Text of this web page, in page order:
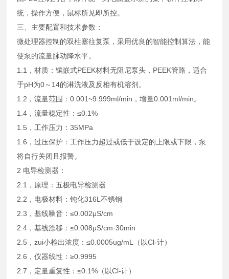
统，操作方便，鼠标所见即所控。
三、主要配置和技术参数：
微处理器控制的双柱塞往复泵，采用优良的智能控制算法，能
使泵的流量脉动降水平。
1.1，材质：镶嵌式PEEK材料无阻尼泵头，PEEK管路，适合
于pH为0～14的淋洗液及反相有机溶剂。
1.2，流量范围：0.001~9.999ml/min，增量0.001ml/min。
1.4，流量稳定性：≤0.1%
1.5，工作压力：35MPa
1.6，过压保护：工作压力超过或低于设定的上限或下限，泵
将自行关闭且报警。
2 电导检测器：
2.1，原理：五极电导检测器
2.2，电极材料：钝化316L不锈钢
2.3，基线噪音：≤0.002μS/cm
2.4，基线漂移：≤0.008μS/cm·30min
2.5，zui小检出浓度：≤0.0005ug/mL（以Cl-计）
2.6，仪器线性：≥0.9995
2.7，定量重复性：≤0.1%（以Cl-计）